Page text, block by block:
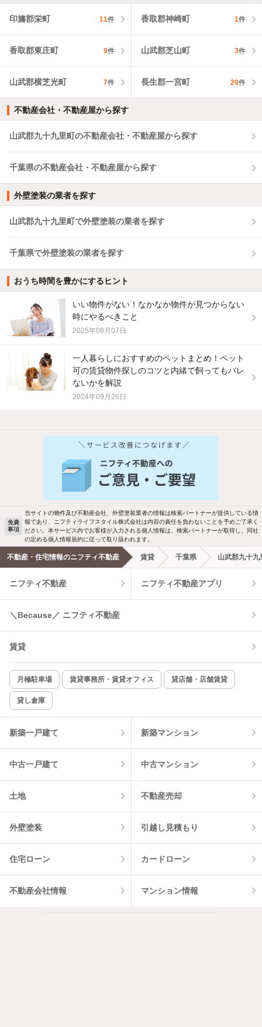
印旛郡栄町 11件 香取郡神崎町 1件
香取郡東庄町 9件 山武郡芝山町 3件
山武郡横芝光町 7件 長生郡一宮町 20件
不動産会社・不動産屋から探す
山武郡九十九里町の不動産会社・不動産屋から探す
千葉県の不動産会社・不動産屋から探す
外壁塗装の業者を探す
山武郡九十九里町で外壁塗装の業者を探す
千葉県で外壁塗装の業者を探す
おうち時間を豊かにするヒント
いい物件がない！なかなか物件が見つからない
時にやるべきこと
2025年08月07日
一人暮らしにおすすめのペットまとめ！ペット
可の賃貸物件探しのコツと内緒で飼ってもバレ
ないかを解説
2024年09月26日
他の人はこんな条件で絞り込んでいます！
バス・トイレ別 2階以上
駐車場あり ペット相談
洗濯機置場あり 独立洗面台
エアコンあり 都市ガス
温水洗浄便座 オートロック
コンロ2口以上
新着のみ インターネット無料
該当件数:
10
免責
事項
当サイトの物件及び不動産会社、外壁塗装業者の情報は検索パートナーが提供している情
報であり、ニフティライフスタイル株式会社は内容の責任を負わないことを予めご了承く
ださい。本サービス内でお客様が入力される個人情報は、検索パートナーが取得し、同社
の定める個人情報規約に従って取り扱われます。
不動産・住宅情報のニフティ不動産 賃貸 千葉県 山武郡九十九
ニフティ不動産 ニフティ不動産アプリ
＼Because／ ニフティ不動産
賃貸
月極駐車場 賃貸事務所・賃貸オフィス 貸店舗・店舗賃貸
貸し倉庫
新築一戸建て 新築マンション
中古一戸建て 中古マンション
土地 不動産売却
外壁塗装 引越し見積もり
住宅ローン カードローン
不動産会社情報 マンション情報